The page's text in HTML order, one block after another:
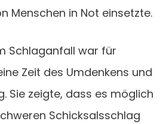
Menschen in Not einsetzte.
Schlaganfall war für
Zeit des Umdenkens und
Sie zeigte, dass es möglich
Schicksalsschlag